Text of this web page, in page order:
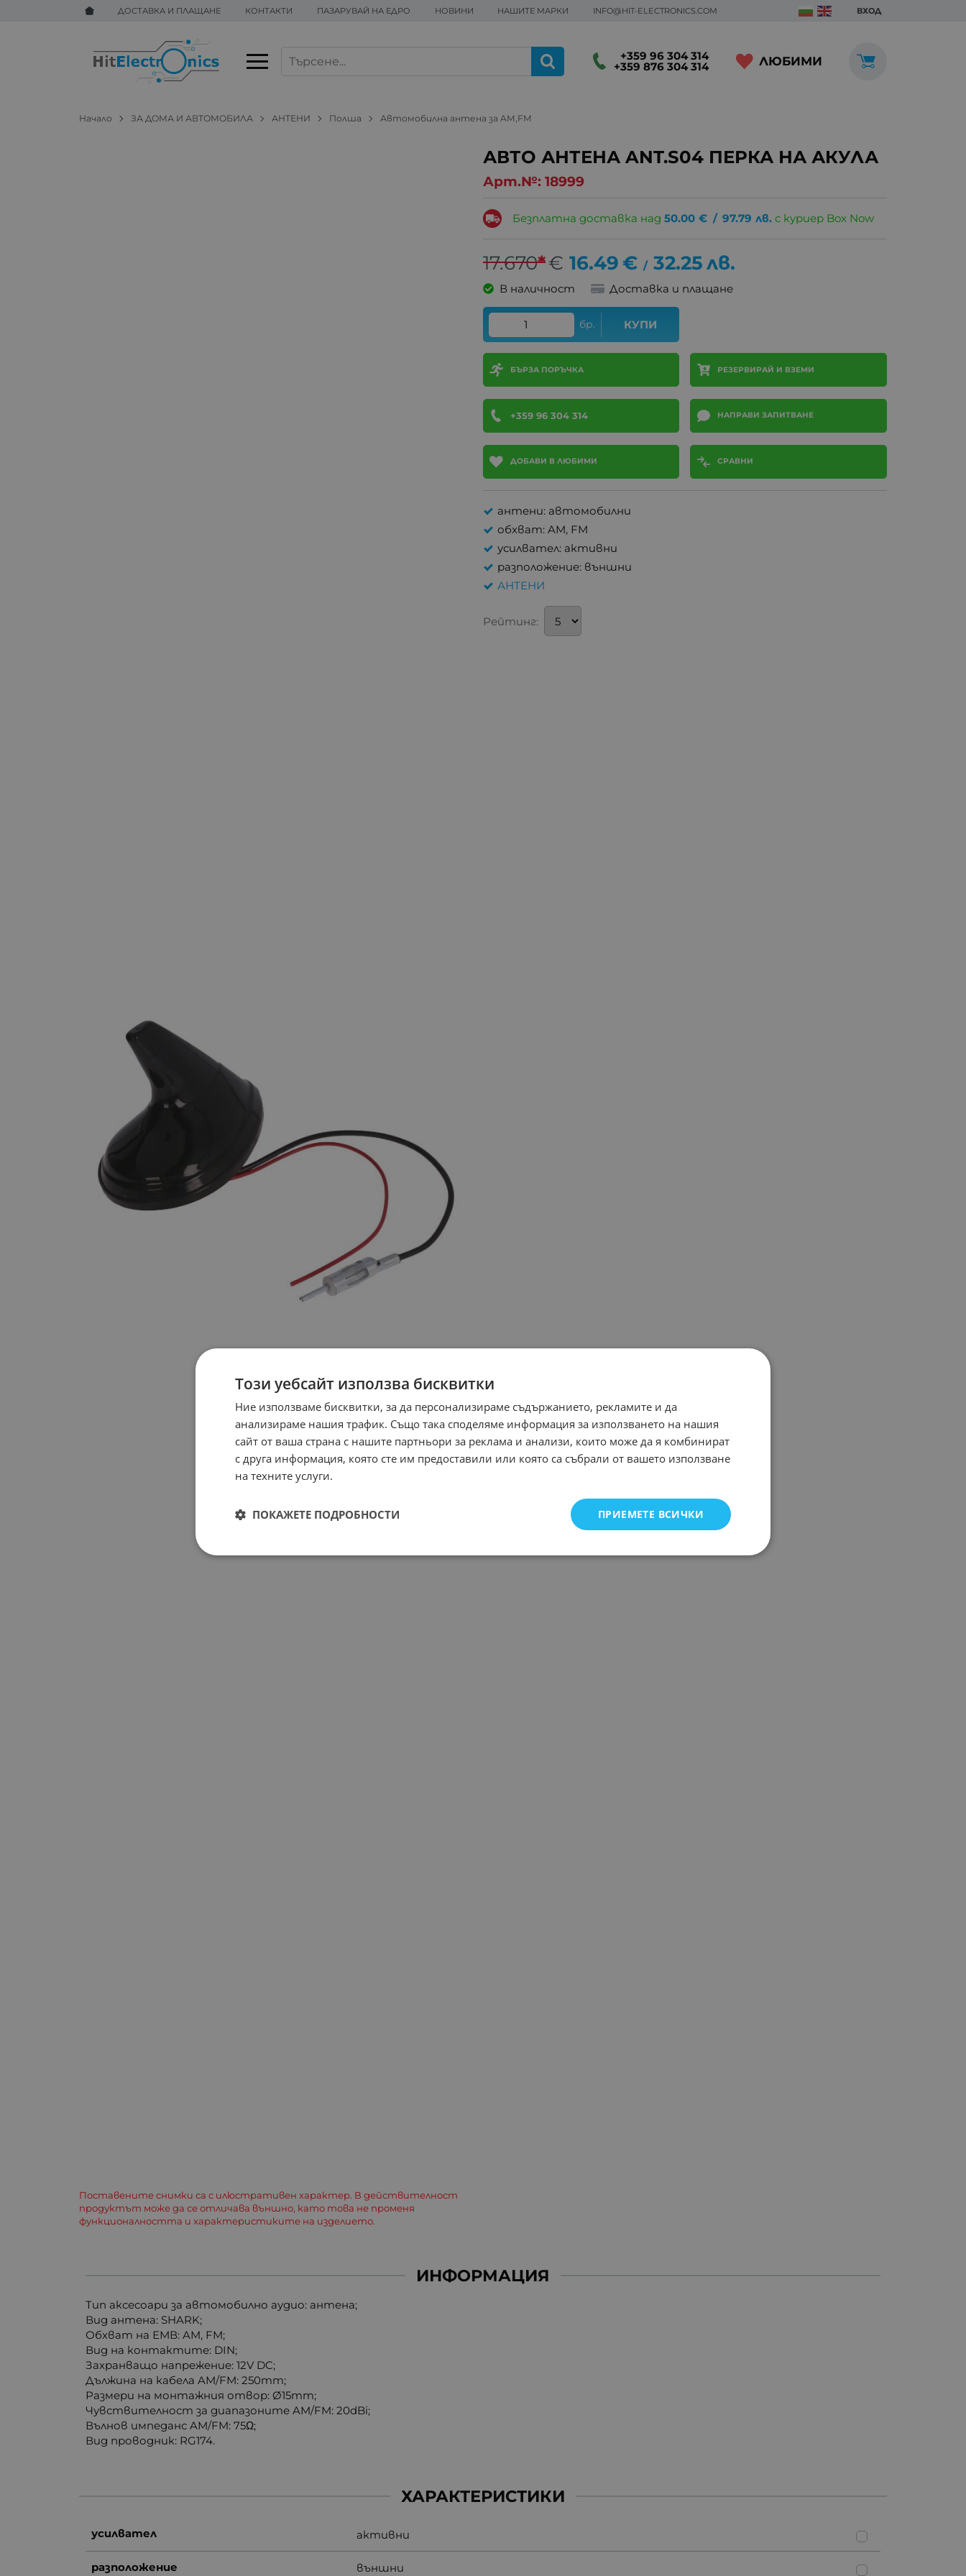
ДОСТАВКА И ПЛАЩАНЕ КОНТАКТИ ПАЗАРУВАЙ НА ЕДРО НОВИНИ НАШИТЕ МАРКИ INFO@HIT-ELECTRONICS.COM ВХОД
+359 96 304 314
+359 876 304 314 ЛЮБИМИ
Начало ЗА ДОМА И АВТОМОБИЛА АНТЕНИ Полша Автомобилна антена за AM,FM
АВТО АНТЕНА ANT.S04 ПЕРКА НА АКУЛА
Арт.№: 18999
Поставените снимки са с илюстративен характер. В действителност
продуктът може да се отличава външно, като това не променя
функционалността и характеристиките на изделието.
Безплатна доставка над50.00 € / 97.79 лв. с куриер Box Now
17.670*€ 16.49€ / 32.25лв.
В наличност Доставка и плащане
бр. КУПИ
БЪРЗА ПОРЪЧКА РЕЗЕРВИРАЙ И ВЗЕМИ
+359 96 304 314 НАПРАВИ ЗАПИТВАНЕ
ДОБАВИ В ЛЮБИМИ СРАВНИ
антени: автомобилни
обхват: AM, FM
усилвател: активни
разположение: външни
АНТЕНИ
Рейтинг:
ИНФОРМАЦИЯ
Тип аксесоари за автомобилно аудио: антена;
Вид антена: SHARK;
Обхват на ЕМВ: AM, FM;
Вид на контактите: DIN;
Захранващо напрежение: 12V DC;
Дължина на кабела AM/FM: 250mm;
Размери на монтажния отвор: Ø15mm;
Чувствителност за диапазоните AM/FM: 20dBi;
Вълнов импеданс AM/FM: 75Ω;
Вид проводник: RG174.
ХАРАКТЕРИСТИКИ
усилвател активни
разположение външни
Този уебсайт използва бисквитки
Ние използваме бисквитки, за да персонализираме съдържанието, рекламите и да
анализираме нашия трафик. Също така споделяме информация за използването на нашия
сайт от ваша страна с нашите партньори за реклама и анализи, които може да я комбинират
с друга информация, която сте им предоставили или която са събрали от вашето използване
на техните услуги.
ПРИЕМЕТЕ ВСИЧКИ
ПОКАЖЕТЕ ПОДРОБНОСТИ